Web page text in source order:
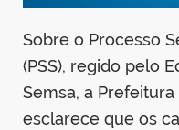
Sobre o Processo
(PSS), regido pelo
Semsa, a
esclarece que os